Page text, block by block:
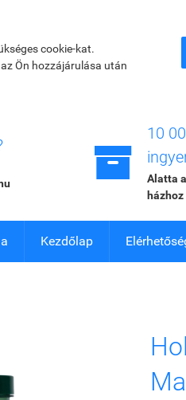
cookie-kat.
Ön hozzájárulása után

10
Alatta
Kezdőlap